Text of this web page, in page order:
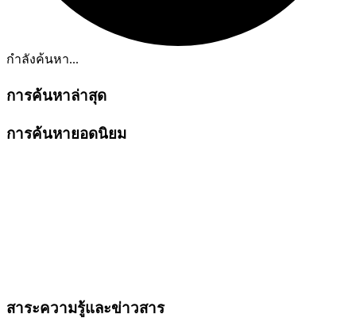
กำลังค้นหา...
การค้นหาล่าสุด
การค้นหายอดนิยม
สาระความรู้และข่าวสาร